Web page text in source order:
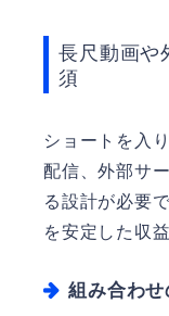
長尺動画や
須
ショートを入
配信、外部サ
る設計が必要
を安定した収
組み合わせ